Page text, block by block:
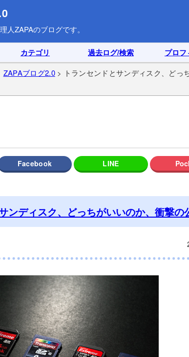
人ZAPAのブログです。
カテゴリ 過去ログ/検索 プロ
ZAPAブログ2.0> トランセンドとサンディスク、どっ
ンディスク、どっちがいいのか、衝撃の